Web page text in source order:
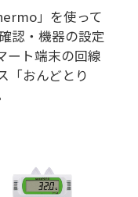
」を使って
認・機器の設定
ート端末の回線
「おんどとり